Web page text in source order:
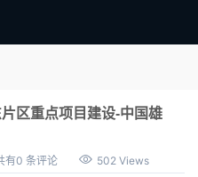
审核通过公示
区重点项目建设-中国雄
有0 条评论 502 Views